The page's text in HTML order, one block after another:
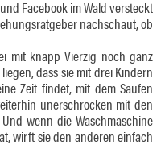
Facebook im Wald versteckt
nachschaut, ob
mit knapp Vierzig noch ganz
dass sie mit drei Kindern
Zeit findet, mit dem Saufen
unerschrocken mit den
wenn die Waschmaschine
wirft sie den anderen einfach